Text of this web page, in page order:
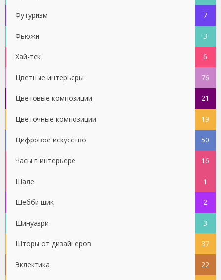
Футуризм 7
Фьюжн 3
Хай-тек 6
Цветные интерьеры 76
Цветовые композиции 21
Цветочные композиции 19
Цифровое искусство 50
Часы в интерьере 16
Шале 1
Шебби шик 2
Шинуазри 3
Шторы от дизайнеров 37
Эклектика 22